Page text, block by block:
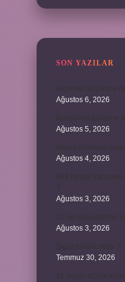
SON YAZILAR
Ağustos 6, 2026
Ağustos 5, 2026
Ağustos 4, 2026
Ağustos 3, 2026
Ağustos 3, 2026
Temmuz 30, 2026